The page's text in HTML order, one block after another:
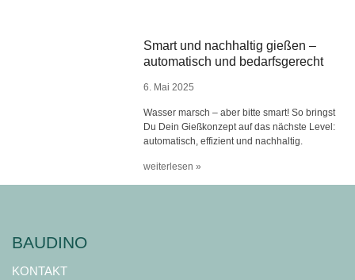
Smart und nachhaltig gießen –
automatisch und bedarfsgerecht
6. Mai 2025
Wasser marsch – aber bitte smart! So bringst
Du Dein Gießkonzept auf das nächste Level:
automatisch, effizient und nachhaltig.
weiterlesen »
BAUDINO
KONTAKT